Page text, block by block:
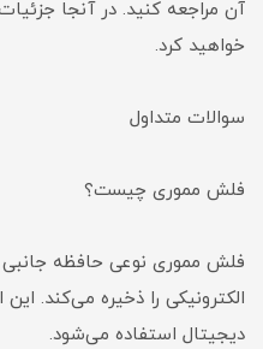
آن مراجعه کنید. در آنجا
خواهید کرد.
سوالات متداول
فلش مموری چیست؟
الکترونیکی را ذخیره می‌کند. این
دیجیتال استفاده می‌شود.